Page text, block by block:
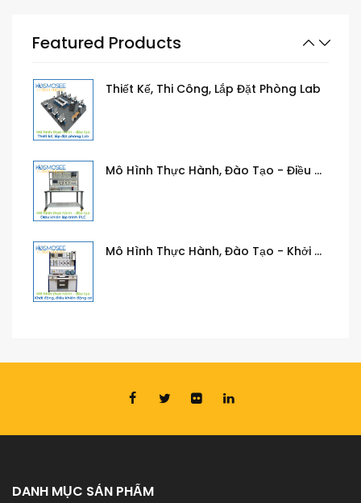
Featured Products
Thiết Kế, Thi Công, Lắp Đặt Phòng Lab
Mô Hình Thực Hành, Đào Tạo - Điều Khiển, Lập Trình PLC, LOGO
Mô Hình Thực Hành, Đào Tạo - Khởi Động, Điều Khiển Động Cơ
Thiết Kế, Thi Công, Lắp Đặt Phòng Lab
DANH MỤC SẢN PHẨM